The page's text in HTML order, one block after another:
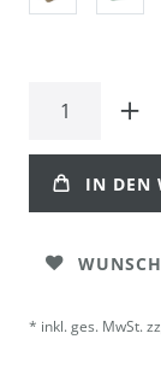
IN DEN
* inkl. ges. MwSt.